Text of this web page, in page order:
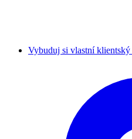
Vybuduj si vlastní